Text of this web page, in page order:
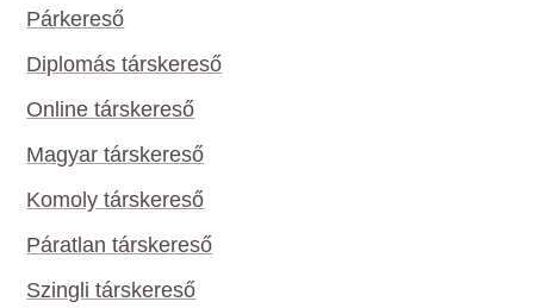
Párkereső
Diplomás társkereső
Online társkereső
Magyar társkereső
Komoly társkereső
Páratlan társkereső
Szingli társkereső